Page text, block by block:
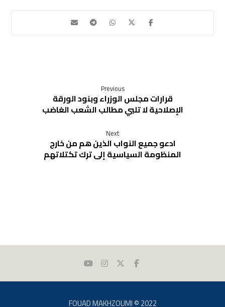
Previous
قرارات مجلس الوزراء وبنود الورقة
الإصلاحية لا تلبي مطالب الشعب الغاضب
Next
ادعو جميع النواب الذين هم من خارج
المنظومة السياسية إلى ترك تكتلاتهم
FOUAD MAKHZOUMI © 2022